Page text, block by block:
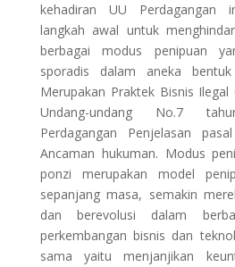
kehadiran UU Perdagangan
langkah awal untuk
berbagai modus penipuan
sporadis dalam aneka
Merupakan Praktek Bisnis
Undang-undang No.7
Perdagangan Penjelasan
Ancaman hukuman. Modus
ponzi merupakan model
sepanjang masa, semakin
dan berevolusi dalam
perkembangan bisnis dan
sama yaitu menjanjikan